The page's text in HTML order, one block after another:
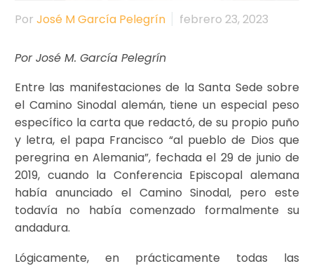
Por José M García Pelegrín febrero 23, 2023
Por José M. García Pelegrín
Entre las manifestaciones de la Santa Sede sobre
el Camino Sinodal alemán, tiene un especial peso
específico la carta que redactó, de su propio puño
y letra, el papa Francisco “al pueblo de Dios que
peregrina en Alemania”, fechada el 29 de junio de
2019, cuando la Conferencia Episcopal alemana
había anunciado el Camino Sinodal, pero este
todavía no había comenzado formalmente su
andadura.
Lógicamente, en prácticamente todas las